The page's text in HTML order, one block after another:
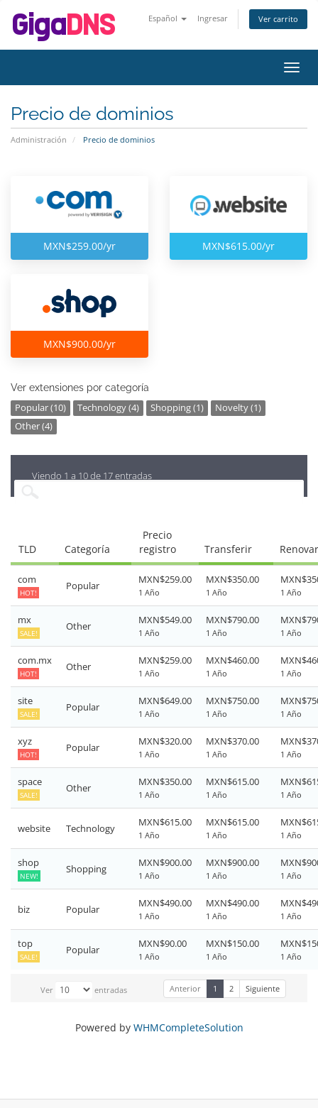
Español Ingresar Ver carrito
Precio de dominios
Administración Precio de dominios
MXN$259.00/yr MXN$615.00/yr
MXN$900.00/yr
Ver extensiones por categoría
Popular (10) Technology (4) Shopping (1)
Novelty (1)
Other (4)
Viendo 1 a 10 de 17 entradas
TLD Categoría
Precio
registro
Transferir Renovar
com
HOT!
Popular MXN$259.00
1 Año
MXN$350.00
1 Año 1 Año
mx
SALE!
Other MXN$549.00
1 Año
MXN$790.00
1 Año 1 Año
com.mx
HOT!
Other MXN$259.00
1 Año
MXN$460.00
1 Año 1 Año
site
SALE!
Popular MXN$649.00
1 Año
MXN$750.00
1 Año 1 Año
xyz
HOT!
Popular MXN$320.00
1 Año
MXN$370.00
1 Año 1 Año
space
SALE!
Other MXN$350.00
1 Año
MXN$615.00
1 Año 1 Año
website Technology MXN$615.00
1 Año
MXN$615.00
1 Año 1 Año
shop
NEW!
Shopping MXN$900.00
1 Año
MXN$900.00
1 Año 1 Año
biz Popular MXN$490.00
1 Año
MXN$490.00
1 Año 1 Año
top
SALE!
Popular MXN$90.00
1 Año
MXN$150.00
1 Año 1 Año
Anterior 1 2 Siguiente
Ver entradas
Powered by WHMCompleteSolution